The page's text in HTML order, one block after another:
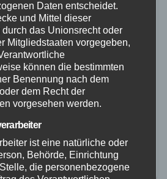
stellten rund 400
Hilfe im
ihr Können unter
Standorten trainierten sie
Kräften realitätsnahe
Daten entscheidet.
und Mittel dieser
das Unionsrecht oder
Mitgliedstaaten vorgegeben,
können die bestimmten
Benennung nach dem
dem Recht der
vorgesehen werden.
ist eine natürliche oder
Behörde, Einrichtung
die personenbezogene